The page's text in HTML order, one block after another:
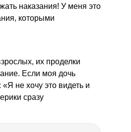
наказания! У меня это
которыми
их проделки
Если моя дочь
не хочу это видеть и
сразу